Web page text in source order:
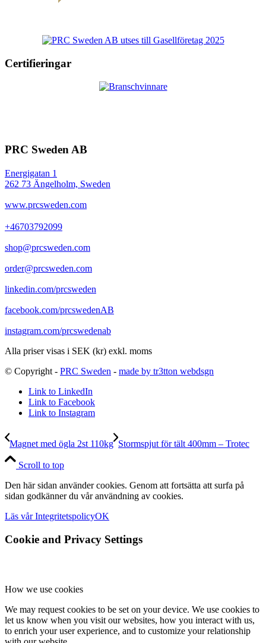
Certifieringar
PRC Sweden AB
Energigatan 1
262 73 Ängelholm, Sweden
www.prcsweden.com
+46703792099
shop@prcsweden.com
order@prcsweden.com
linkedin.com/prcsweden
facebook.com/prcswedenAB
instagram.com/prcswedenab
Alla priser visas i SEK (kr) exkl. moms
© Copyright - PRC Sweden - made by tr3tton webdsgn
Link to LinkedIn
Link to Facebook
Link to Instagram
Magnet med ögla 2st 110kg Stormspjut för tält 400mm – Trotec
Scroll to top
Den här sidan använder cookies. Genom att fortsätta att surfa på
sidan godkänner du vår användning av cookies.
Läs vår IntegritetspolicyOK
Cookie and Privacy Settings
How we use cookies
We may request cookies to be set on your device. We use cookies to
let us know when you visit our websites, how you interact with us,
to enrich your user experience, and to customize your relationship